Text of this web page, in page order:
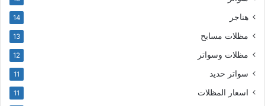
هناجر 14
مظلات مسابح 13
مظلات وسواتر 12
سواتر حديد 11
اسعار المظلات 11